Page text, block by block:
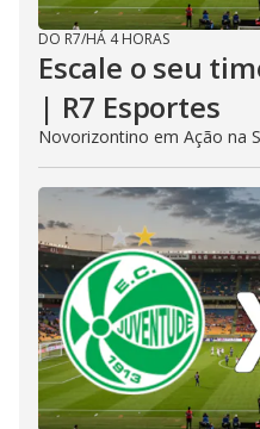
DO R7/HÁ 4 HORAS
Escale o seu
| R7 Esportes
Novorizontino em Ação na